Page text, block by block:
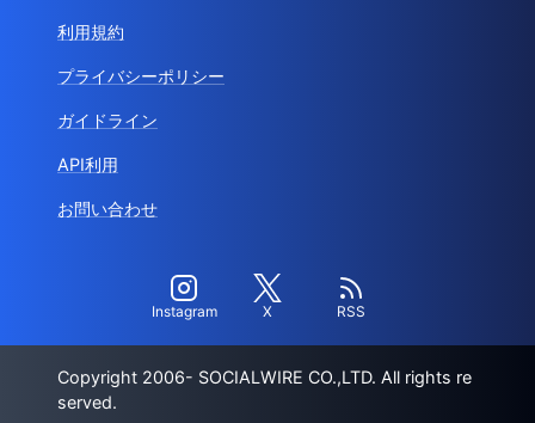
利用規約
プライバシーポリシー
ガイドライン
API利用
お問い合わせ
Instagram X RSS
Copyright 2006- SOCIALWIRE CO.,LTD. All rights re
served.